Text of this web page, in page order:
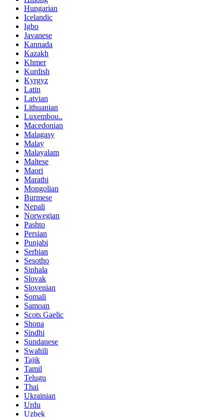
Hungarian
Icelandic
Igbo
Javanese
Kannada
Kazakh
Khmer
Kurdish
Kyrgyz
Latin
Latvian
Lithuanian
Luxembou..
Macedonian
Malagasy
Malay
Malayalam
Maltese
Maori
Marathi
Mongolian
Burmese
Nepali
Norwegian
Pashto
Persian
Punjabi
Serbian
Sesotho
Sinhala
Slovak
Slovenian
Somali
Samoan
Scots Gaelic
Shona
Sindhi
Sundanese
Swahili
Tajik
Tamil
Telugu
Thai
Ukrainian
Urdu
Uzbek